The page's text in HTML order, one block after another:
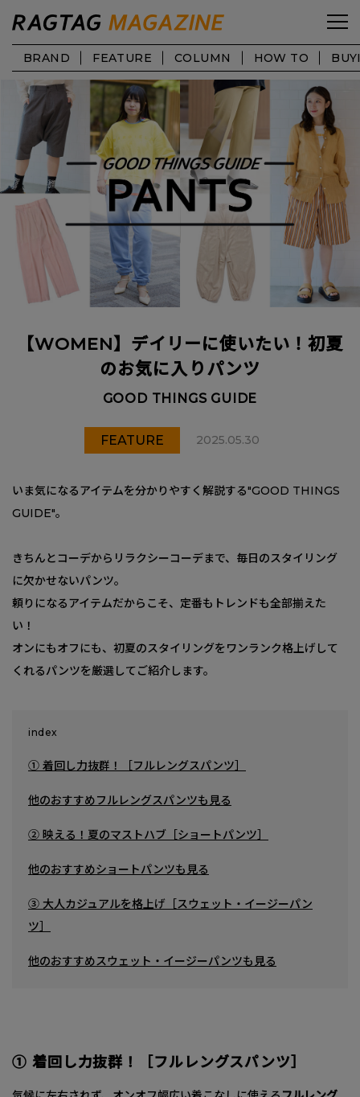
BRAND FEATURE COLUMN HOW TO
【WOMEN】デイリーに使いたい！初夏
のお気に入りパンツ
GOOD THINGS GUIDE
FEATURE 2025.05.30
いま気になるアイテムを分かりやすく解説する"GOOD THINGS
GUIDE"。
きちんとコーデからリラクシーコーデまで、毎日のスタイリング
に欠かせないパンツ。
頼りになるアイテムだからこそ、定番もトレンドも全部揃えた
い！
オンにもオフにも、初夏のスタイリングをワンランク格上げして
くれるパンツを厳選してご紹介します。
index
① 着回し力抜群！［フルレングスパンツ］
他のおすすめフルレングスパンツも見る
② 映える！夏のマストハブ［ショートパンツ］
他のおすすめショートパンツも見る
③ 大人カジュアルを格上げ［スウェット・イージーパン
ツ］
他のおすすめスウェット・イージーパンツも見る
① 着回し力抜群！［フルレングスパンツ］